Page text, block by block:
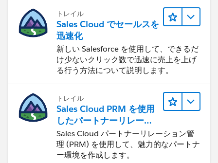
トレイル
Sales Cloud でセールスを
迅速化
新しい Salesforce を使用して、できるだ
け少ないクリック数で迅速に売上を上げ
る行う方法について説明します。
トレイル
Sales Cloud PRM を使用
したパートナーリレーシ
ョンの管理
Sales Cloud パートナーリレーション管
理 (PRM) を使用して、魅力的なパートナ
ー環境を作成します。